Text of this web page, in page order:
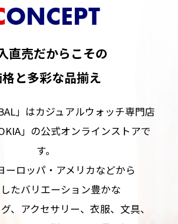
CONCEPT
直売だからこその
と多彩な品揃え
」はカジュアルウォッチ専門店
」の公式オンラインストアで
す。
ーロッパ・アメリカなどから
たバリエーション豊かな
、アクセサリー、衣服、文具、